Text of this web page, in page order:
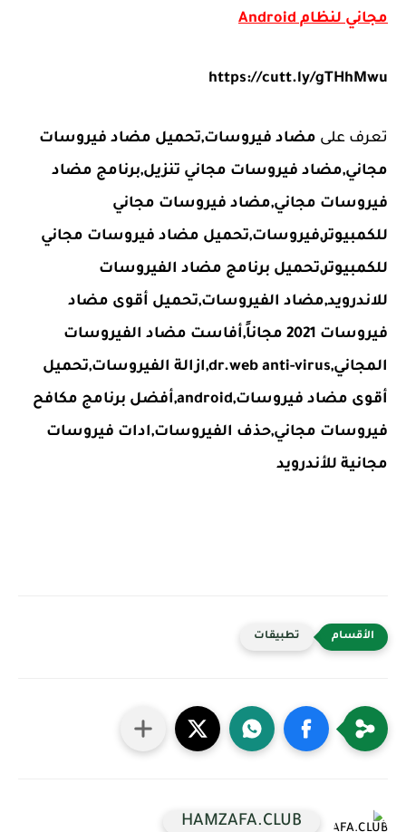
مجاني لنظام Android
https://cutt.ly/gTHhMwu
تعرف على مضاد فيروسات,تحميل مضاد فيروسات
مجاني,مضاد فيروسات مجاني تنزيل,برنامج مضاد
فيروسات مجاني,مضاد فيروسات مجاني
للكمبيوتر,فيروسات,تحميل مضاد فيروسات مجاني
للكمبيوتر,تحميل برنامج مضاد الفيروسات
للاندرويد,مضاد الفيروسات,تحميل أقوى مضاد
فيروسات 2021 مجاناً,أفاست مضاد الفيروسات
المجاني,dr.web anti-virus,ازالة الفيروسات,تحميل
أقوى مضاد فيروسات,android,أفضل برنامج مكافح
فيروسات مجاني,حذف الفيروسات,ادات فيروسات
مجانية للأندرويد
تطبيقات
HAMZAFA.CLUB